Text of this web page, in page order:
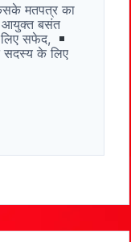
मतपत्र का
आयुक्त बसंत
सफेद,
सदस्य के लिए